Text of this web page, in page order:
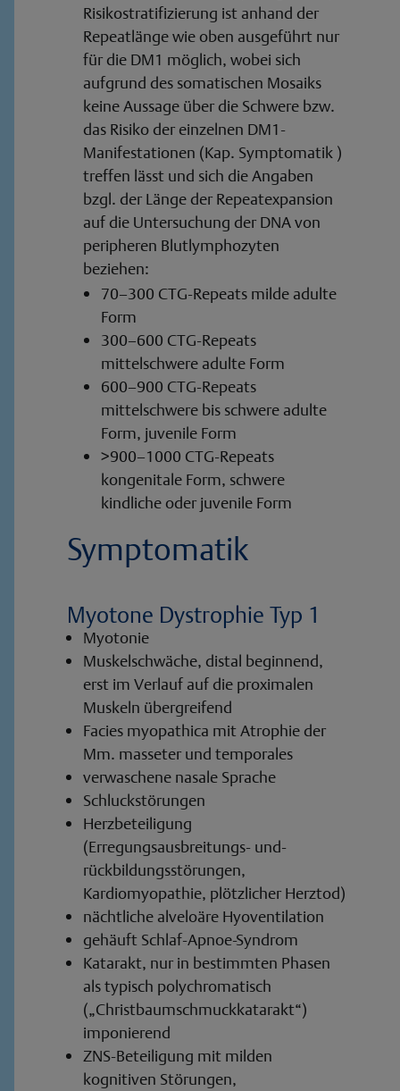
Risikostratifizierung ist anhand der
Repeatlänge wie oben ausgeführt nur
für die DM1 möglich, wobei sich
aufgrund des somatischen Mosaiks
keine Aussage über die Schwere bzw.
das Risiko der einzelnen DM1-
Manifestationen (Kap. Symptomatik )
treffen lässt und sich die Angaben
bzgl. der Länge der Repeatexpansion
auf die Untersuchung der DNA von
peripheren Blutlymphozyten
beziehen:
70–300 CTG-Repeats milde adulte
Form
300–600 CTG-Repeats
mittelschwere adulte Form
600–900 CTG-Repeats
mittelschwere bis schwere adulte
Form, juvenile Form
>900–1000 CTG-Repeats
kongenitale Form, schwere
kindliche oder juvenile Form
Symptomatik
Myotone Dystrophie Typ 1
Myotonie
Muskelschwäche, distal beginnend,
erst im Verlauf auf die proximalen
Muskeln übergreifend
Facies myopathica mit Atrophie der
Mm. masseter und temporales
verwaschene nasale Sprache
Schluckstörungen
Herzbeteiligung
(Erregungsausbreitungs- und-
rückbildungsstörungen,
Kardiomyopathie, plötzlicher Herztod)
nächtliche alveloäre Hyoventilation
gehäuft Schlaf-Apnoe-Syndrom
Katarakt, nur in bestimmten Phasen
als typisch polychromatisch
(„Christbaumschmuckkatarakt“)
imponierend
ZNS-Beteiligung mit milden
kognitiven Störungen,